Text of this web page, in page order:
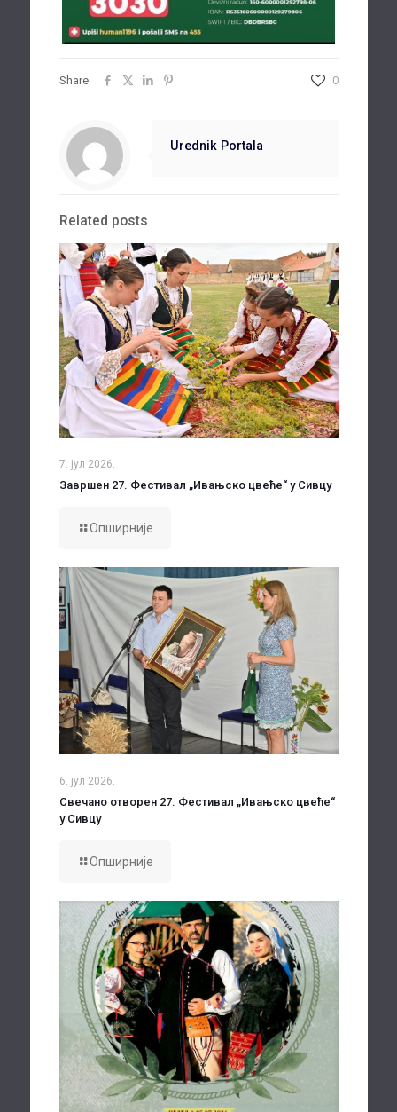
Share 0
Urednik Portala
Related posts
7. јул 2026.
Завршен 27. Фестивал „Ивањско цвеће“ у Сивцу
Опширније
6. јул 2026.
Свечано отворен 27. Фестивал „Ивањско цвеће“
у Сивцу
Опширније